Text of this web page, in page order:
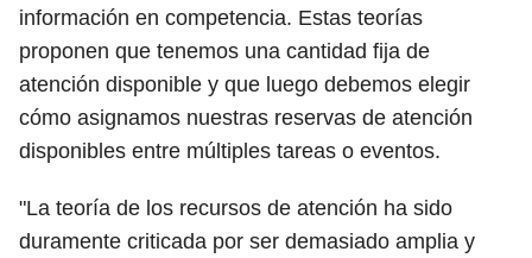
información en competencia. Estas teorías
proponen que tenemos una cantidad fija de
atención disponible y que luego debemos elegir
cómo asignamos nuestras reservas de atención
disponibles entre múltiples tareas o eventos.
"La teoría de los recursos de atención ha sido
duramente criticada por ser demasiado amplia y